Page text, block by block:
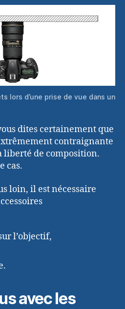
lors d’une prise de vue dans un
dites certainement que
contraignante
liberté de composition.
cas.
loin, il est nécessaire
l’objectif,
avec les